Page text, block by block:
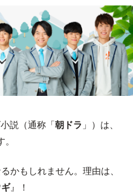
説（通称「朝ドラ 」）は、
。
かもしれません。理由は、
』！